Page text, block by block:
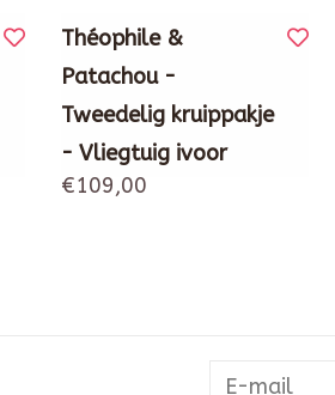
Théophile &
Patachou -
Tweedelig kruippakje
- Vliegtuig ivoor
€109,00